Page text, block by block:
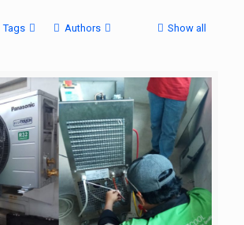
Tags Authors Show all